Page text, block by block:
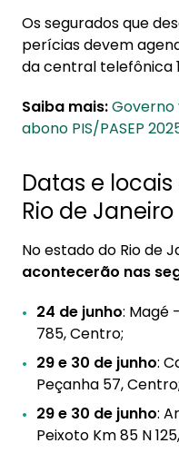
Os segurados que
perícias devem
da central telefônica
Saiba mais:
abono PIS/PASEP
Datas e
Rio de Janeiro
No estado do Rio de
acontecerão nas
24 de junho: Magé
785, Centro;
29 e 30 de junho:
Peçanha 57, Centro;
29 e 30 de junho:
Peixoto Km 85 N